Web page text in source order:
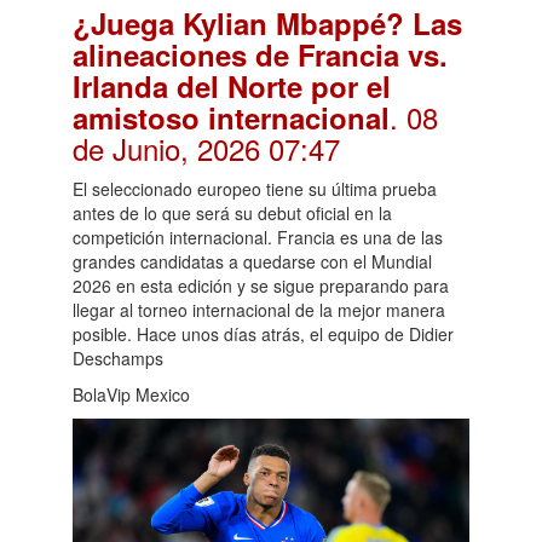
¿Juega Kylian Mbappé? Las
alineaciones de Francia vs.
Irlanda del Norte por el
amistoso internacional. 08
de Junio, 2026 07:47
El seleccionado europeo tiene su última prueba
antes de lo que será su debut oficial en la
competición internacional. Francia es una de las
grandes candidatas a quedarse con el Mundial
2026 en esta edición y se sigue preparando para
llegar al torneo internacional de la mejor manera
posible. Hace unos días atrás, el equipo de Didier
Deschamps
BolaVip Mexico